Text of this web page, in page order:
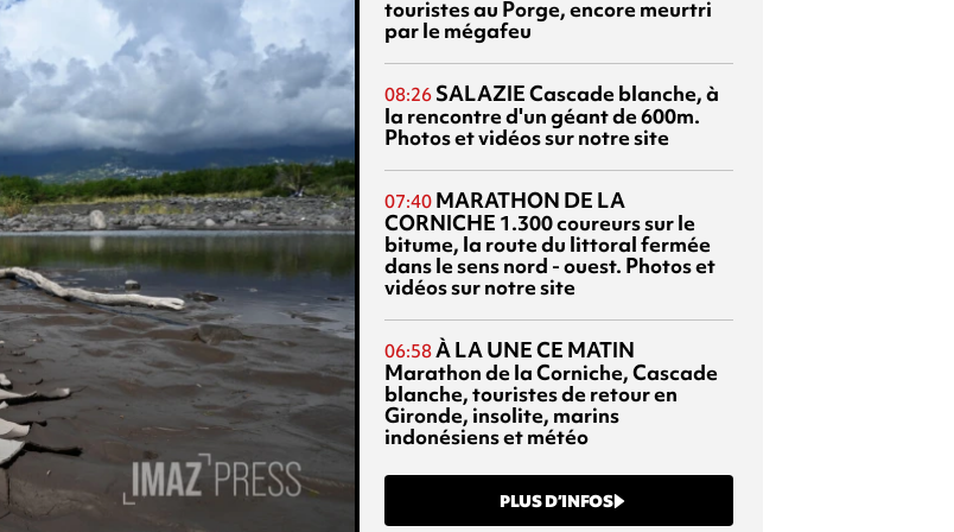
touristes au Porge, encore meurtri
par le mégafeu
08:26 SALAZIECascade blanche, à
la rencontre d'un géant de 600m.
Photos et vidéos sur notre site
07:40 MARATHON DE LA
CORNICHE 1.300 coureurs sur le
bitume, la route du littoral fermée
dans le sens nord - ouest. Photos et
vidéos sur notre site
06:58À LA UNE CE MATIN
Marathon de la Corniche, Cascade
blanche, touristes de retour en
Gironde, insolite, marins
indonésiens et météo
PLUS D’INFOS